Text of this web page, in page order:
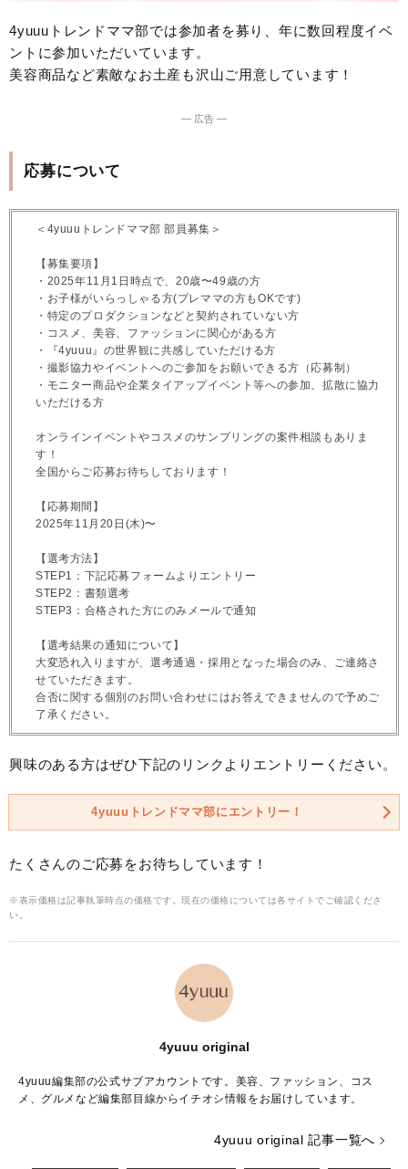
4yuuuトレンドママ部では参加者を募り、年に数回程度イベ
ントに参加いただいています。
美容商品など素敵なお土産も沢山ご用意しています！
― 広告 ―
応募について
＜4yuuuトレンドママ部 部員募集＞
【募集要項】
・2025年11月1日時点で、20歳〜49歳の方
・お子様がいらっしゃる方(プレママの方もOKです)
・特定のプロダクションなどと契約されていない方
・コスメ、美容、ファッションに関心がある方
・『4yuuu』の世界観に共感していただける方
・撮影協力やイベントへのご参加をお願いできる方（応募制）
・モニター商品や企業タイアップイベント等への参加、拡散に協力
いただける方
オンラインイベントやコスメのサンプリングの案件相談もありま
す！
全国からご応募お待ちしております！
【応募期間】
2025年11月20日(木)〜
【選考方法】
STEP1：下記応募フォームよりエントリー
STEP2：書類選考
STEP3：合格された方にのみメールで通知
【選考結果の通知について】
大変恐れ入りますが、選考通過・採用となった場合のみ、ご連絡さ
せていただきます。
合否に関する個別のお問い合わせにはお答えできませんので予めご
了承ください。
興味のある方はぜひ下記のリンクよりエントリーください。
4yuuuトレンドママ部にエントリー！
たくさんのご応募をお待ちしています！
※表示価格は記事執筆時点の価格です。現在の価格については各サイトでご確認くださ
い。
4yuuu original
4yuuu編集部の公式サブアカウントです。美容、ファッション、コス
メ、グルメなど編集部目線からイチオシ情報をお届けしています。
4yuuu original 記事一覧へ